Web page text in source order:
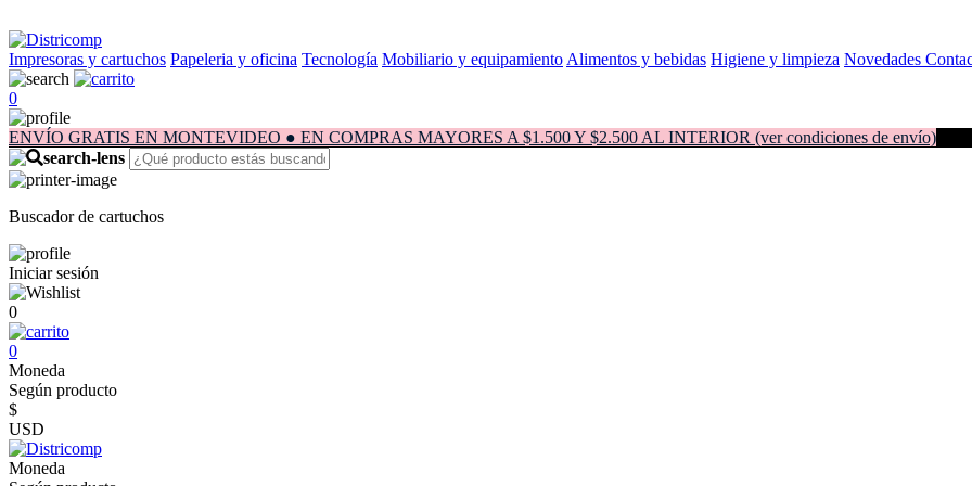
Impresoras y cartuchos Papeleria y oficina Tecnología Mobiliario y equipamiento Alimentos y bebidas Higiene y limpieza Novedades
0
ENVÍO GRATIS EN MONTEVIDEO ● EN COMPRAS MAYORES A $1.500 Y $2.500 AL INTERIOR (ver condiciones de envío)
Buscador de cartuchos
Iniciar sesión
0
0
Moneda
Según producto
$
USD
Moneda